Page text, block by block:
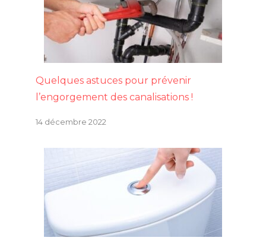
Quelques astuces pour prévenir
l’engorgement des canalisations !
14 décembre 2022